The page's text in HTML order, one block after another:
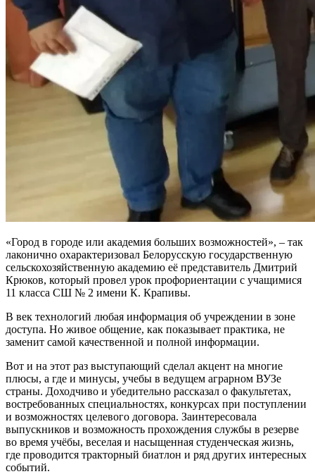
«Город в городе или академия больших возможностей», – так
лаконично охарактеризовал Белорусскую государственную
сельскохозяйственную академию её представитель Дмитрий
Крюков, который провел урок профориентации с учащимися
11 класса СШ № 2 имени К. Крапивы.
В век технологий любая информация об учреждении в зоне
доступа. Но живое общение, как показывает практика, не
заменит самой качественной и полной информации.
Вот и на этот раз выступающий сделал акцент на многие
плюсы, а где и минусы, учебы в ведущем аграрном ВУЗе
страны. Доходчиво и убедительно рассказал о факультетах,
востребованных специальностях, конкурсах при поступлении
и возможностях целевого договора. Заинтересовала
выпускников и возможность прохождения службы в резерве
во время учёбы, веселая и насыщенная студенческая жизнь,
где проводится тракторный биатлон и ряд других интересных
событий.